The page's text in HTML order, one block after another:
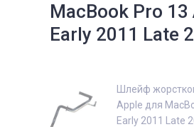
Комплектуючі
MacBook Pro 13
Early 2011 Late
Шлейф
Apple для
Early 2011 Late